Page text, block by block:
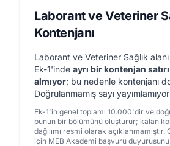
Laborant ve Veteriner
Kontenjanı
Laborant ve Veteriner Sağlık
Ek-1'inde ayrı bir kontenjan
almıyor; bu nedenle kontenjanı
Doğrulanmamış sayı
Ek-1'in genel toplamı 10.000'dir ve
bunun bir bölümünü oluşturur; kalan
dağılımı resmi olarak
için MEB Akademi başvuru